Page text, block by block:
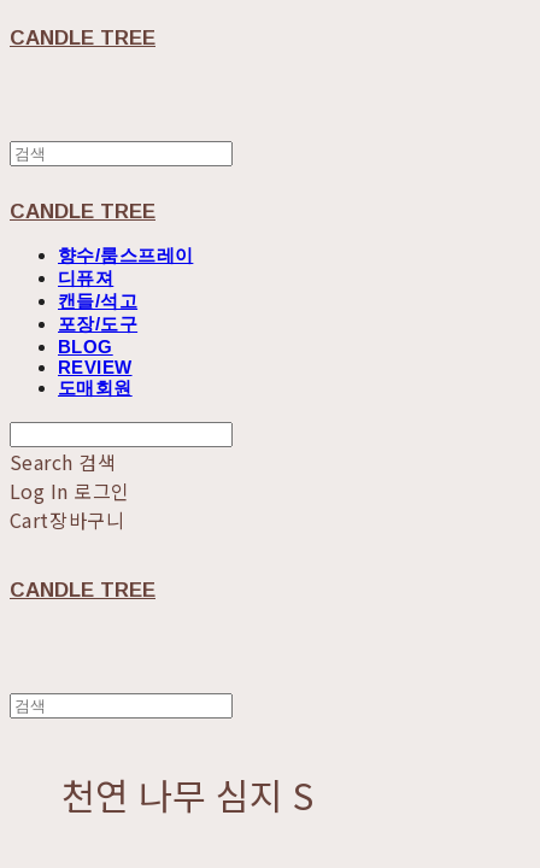
CANDLE TREE
CANDLE TREE
향수/룸스프레이
디퓨져
캔들/석고
포장/도구
BLOG
REVIEW
도매회원
Search 검색
Log In 로그인
Cart장바구니
CANDLE TREE
천연 나무 심지 S